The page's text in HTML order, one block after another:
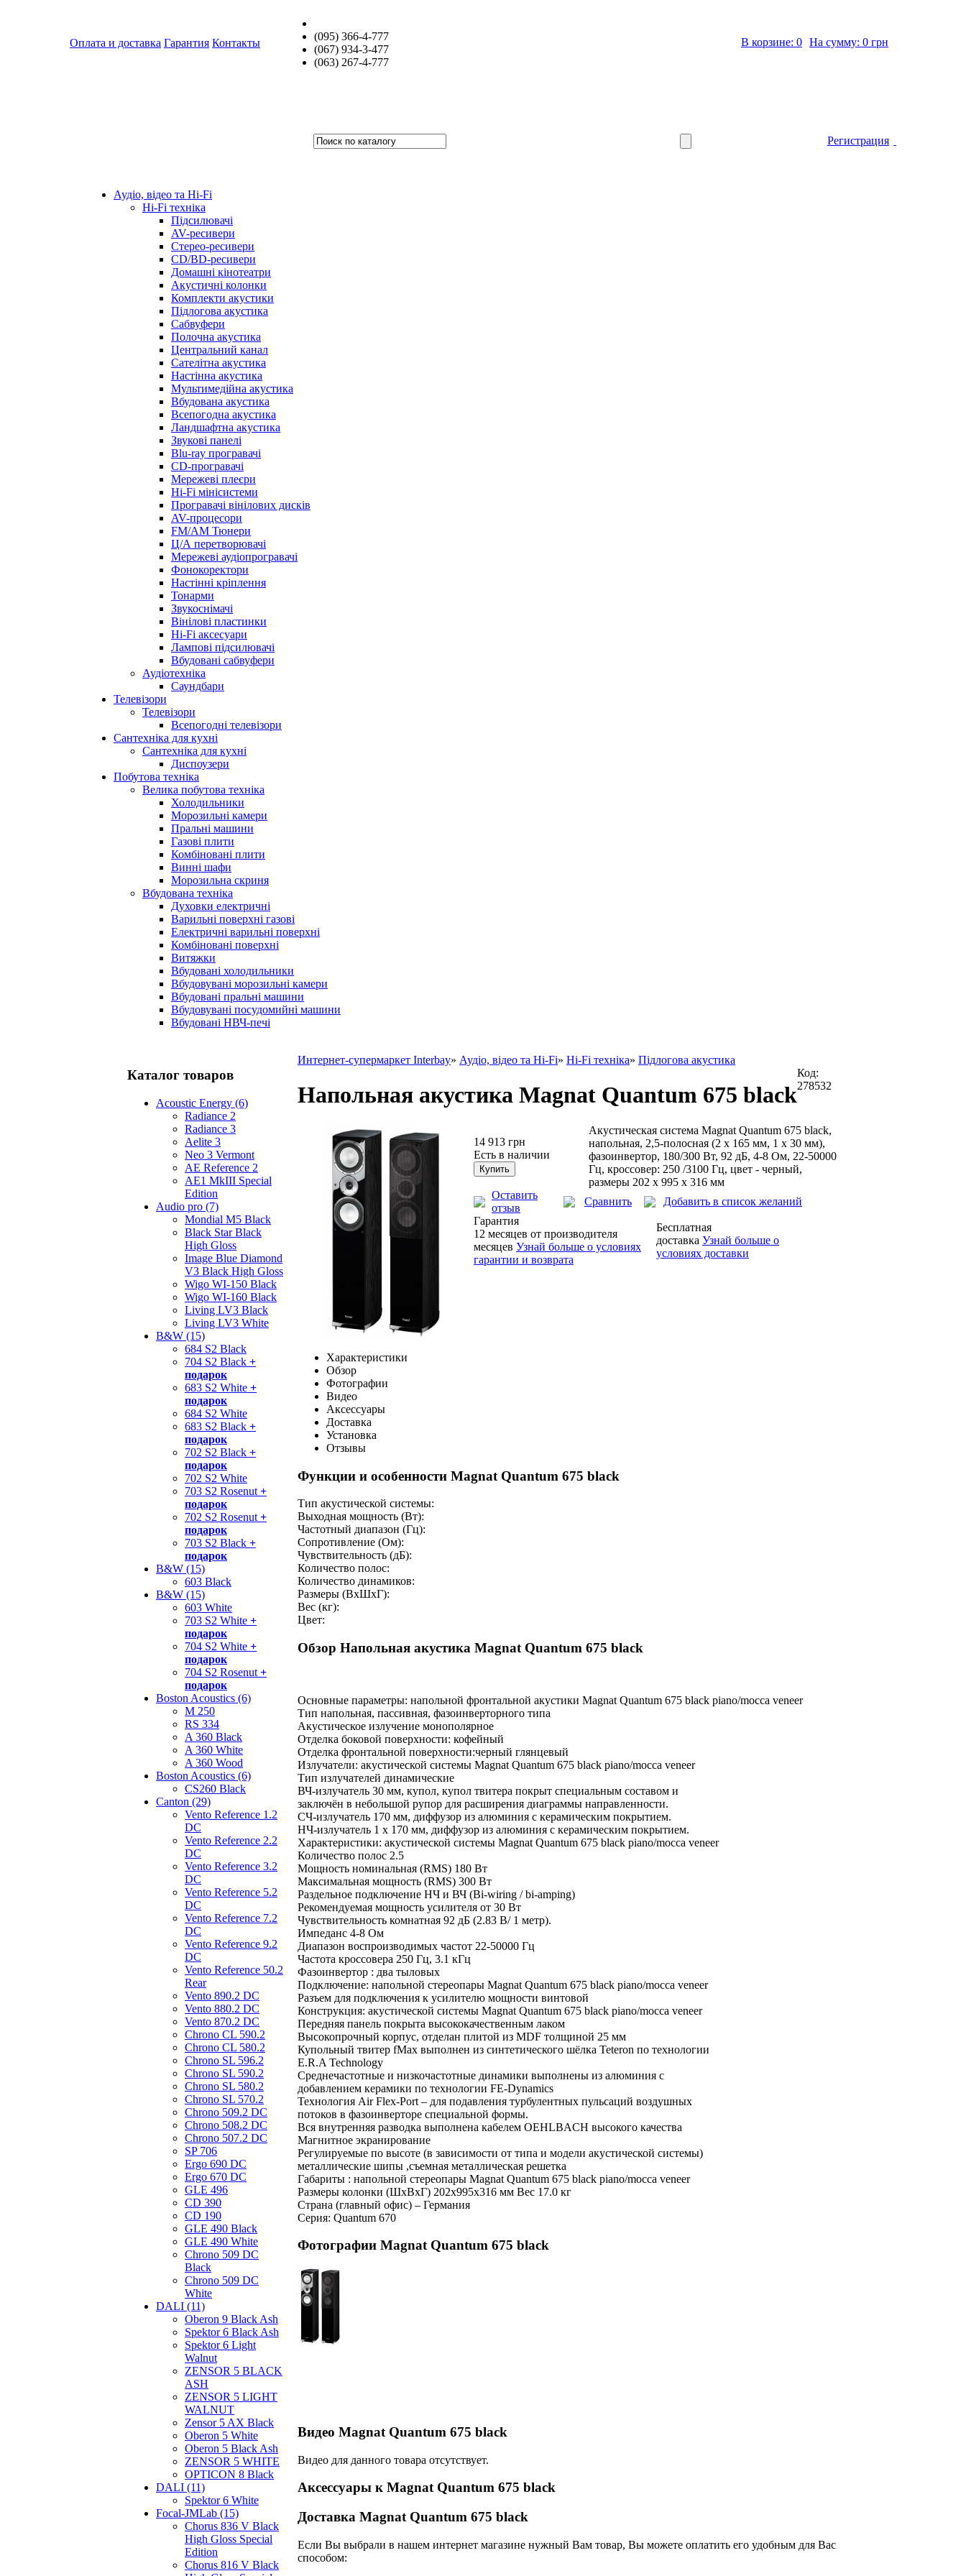
Оплата и доставка Гарантия Контакты
(095) 366-4-777
(067) 934-3-477
(063) 267-4-777
В корзине: 0 На сумму: 0 грн
Регистрация
Аудіо, відео та Hi-Fi
Hi-Fi техніка
Підсилювачі
AV-ресивери
Стерео-ресивери
CD/BD-ресивери
Домашні кінотеатри
Акустичні колонки
Комплекти акустики
Підлогова акустика
Сабвуфери
Полочна акустика
Центральний канал
Сателітна акустика
Настінна акустика
Мультимедійна акустика
Вбудована акустика
Всепогодна акустика
Ландшафтна акустика
Звукові панелі
Blu-ray програвачі
CD-програвачі
Мережеві плеєри
Hi-Fi мінісистеми
Програвачі вінілових дисків
AV-процесори
FM/AM Тюнери
Ц/А перетворювачі
Мережеві аудіопрогравачі
Фонокоректори
Настінні кріплення
Тонарми
Звукоснімачі
Вінілові пластинки
Hi-Fi аксесуари
Лампові підсилювачі
Вбудовані сабвуфери
Аудіотехніка
Саундбари
Телевізори
Телевізори
Всепогодні телевізори
Сантехніка для кухні
Сантехніка для кухні
Диспоузери
Побутова техніка
Велика побутова техніка
Холодильники
Морозильні камери
Пральні машини
Газові плити
Комбіновані плити
Винні шафи
Морозильна скриня
Вбудована техніка
Духовки електричні
Варильні поверхні газові
Електричні варильні поверхні
Комбіновані поверхні
Витяжки
Вбудовані холодильники
Вбудовувані морозильні камери
Вбудовані пральні машини
Вбудовувані посудомийні машини
Вбудовані НВЧ-печі
Каталог товаров
Acoustic Energy (6)
Radiance 2
Radiance 3
Aelite 3
Neo 3 Vermont
AE Reference 2
AE1 MkIII Special
Edition
Audio pro (7)
Mondial M5 Black
Black Star Black
High Gloss
Image Blue Diamond
V3 Black High Gloss
Wigo WI-150 Black
Wigo WI-160 Black
Living LV3 Black
Living LV3 White
B&W (15)
684 S2 Black
704 S2 Black +
подарок
683 S2 White +
подарок
684 S2 White
683 S2 Black +
подарок
702 S2 Black +
подарок
702 S2 White
703 S2 Rosenut +
подарок
702 S2 Rosenut +
подарок
703 S2 Black +
подарок
B&W (15)
603 Black
B&W (15)
603 White
703 S2 White +
подарок
704 S2 White +
подарок
704 S2 Rosenut +
подарок
Boston Acoustics (6)
M 250
RS 334
A 360 Black
A 360 White
A 360 Wood
Boston Acoustics (6)
CS260 Black
Canton (29)
Vento Reference 1.2
DC
Vento Reference 2.2
DC
Vento Reference 3.2
DC
Vento Reference 5.2
DC
Vento Reference 7.2
DC
Vento Reference 9.2
DC
Vento Reference 50.2
Rear
Vento 890.2 DС
Vento 880.2 DС
Vento 870.2 DС
Chrono CL 590.2
Chrono CL 580.2
Chrono SL 596.2
Chrono SL 590.2
Chrono SL 580.2
Chrono SL 570.2
Chrono 509.2 DC
Chrono 508.2 DC
Chrono 507.2 DC
SP 706
Ergo 690 DC
Ergo 670 DC
GLE 496
CD 390
CD 190
GLE 490 Black
GLE 490 White
Chrono 509 DC
Black
Chrono 509 DC
White
DALI (11)
Oberon 9 Black Ash
Spektor 6 Black Ash
Spektor 6 Light
Walnut
ZENSOR 5 BLACK
ASH
ZENSOR 5 LIGHT
WALNUT
Zensor 5 AX Black
Oberon 5 White
Oberon 5 Black Ash
ZENSOR 5 WHITE
OPTICON 8 Black
DALI (11)
Spektor 6 White
Focal-JMLab (15)
Chorus 836 V Black
High Gloss Special
Edition
Chorus 816 V Black
Интернет-супермаркет Interbay» Аудіо, відео та Hi-Fi» Hi-Fi техніка» Підлогова акустика
Напольная акустика Magnat Quantum 675 black
Код:
278532
14 913 грн
Есть в наличии
Акустическая система Magnat Quantum 675 black,
напольная, 2,5-полосная (2 х 165 мм, 1 х 30 мм),
фазоинвертор, 180/300 Вт, 92 дБ, 4-8 Ом, 22-50000
Гц, кроссовер: 250 /3100 Гц, цвет - черный,
размеры 202 x 995 x 316 мм
Оставить
отзыв
Сравнить
Добавить в список желаний
Гарантия
12 месяцев от производителя
месяцев Узнай больше о условиях
гарантии и возврата
Бесплатная
доставка Узнай больше о
условиях доставки
Характеристики
Обзор
Фотографии
Видео
Аксессуары
Доставка
Установка
Отзывы
Функции и особенности Magnat Quantum 675 black
Тип акустической системы:
Выходная мощность (Вт):
Частотный диапазон (Гц):
Сопротивление (Ом):
Чувствительность (дБ):
Количество полос:
Количество динамиков:
Размеры (ВхШхГ):
Вес (кг):
Цвет:
Обзор Напольная акустика Magnat Quantum 675 black
Основные параметры: напольной фронтальной акустики Magnat Quantum 675 black piano/mocca veneer
Тип напольная, пассивная, фазоинверторного типа
Акустическое излучение монополярное
Отделка боковой поверхности: кофейный
Отделка фронтальной поверхности:черный глянцевый
Излучатели: акустической системы Magnat Quantum 675 black piano/mocca veneer
Тип излучателей динамические
ВЧ-излучатель 30 мм, купол, купол твитера покрыт специальным составом и
заключён в небольшой рупор для расширения диаграммы направленности.
СЧ-излучатель 170 мм, диффузор из алюминия с керамическим покрытием.
НЧ-излучатель 1 x 170 мм, диффузор из алюминия с керамическим покрытием.
Характеристики: акустической системы Magnat Quantum 675 black piano/mocca veneer
Количество полос 2.5
Мощность номинальная (RMS) 180 Вт
Максимальная мощность (RMS) 300 Вт
Раздельное подключение НЧ и ВЧ (Bi-wiring / bi-amping)
Рекомендуемая мощность усилителя от 30 Вт
Чувствительность комнатная 92 дБ (2.83 В/ 1 метр).
Импеданс 4-8 Ом
Диапазон воспроизводимых частот 22-50000 Гц
Частота кроссовера 250 Гц, 3.1 кГц
Фазоинвертор : два тыловых
Подключение: напольной стереопары Magnat Quantum 675 black piano/mocca veneer
Разъем для подключения к усилителю мощности винтовой
Конструкция: акустической системы Magnat Quantum 675 black piano/mocca veneer
Передняя панель покрыта высококачественным лаком
Высокопрочный корпус, отделан плитой из MDF толщиной 25 мм
Купольный твитер fMax выполнен из синтетического шёлка Teteron по технологии
E.R.A Technology
Среднечастотные и низкочастотные динамики выполнены из алюминия с
добавлением керамики по технологии FE-Dynamics
Технология Air Flex-Port – для подавления турбулентных пульсаций воздушных
потоков в фазоинверторе специальной формы.
Вся внутренняя разводка выполнена кабелем OEHLBACH высокого качества
Магнитное экранирование
Регулируемые по высоте (в зависимости от типа и модели акустической системы)
металлические шипы ,съемная металлическая решетка
Габариты : напольной стереопары Magnat Quantum 675 black piano/mocca veneer
Размеры колонки (ШхВхГ) 202x995x316 мм Вес 17.0 кг
Страна (главный офис) – Германия
Серия: Quantum 670
Фотографии Magnat Quantum 675 black
Видео Magnat Quantum 675 black
Видео для данного товара отсутствует.
Аксессуары к Magnat Quantum 675 black
Доставка Magnat Quantum 675 black
Если Вы выбрали в нашем интернет магазине нужный Вам товар, Вы можете оплатить его удобным для Вас
способом: